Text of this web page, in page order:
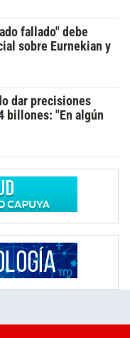
fallado" debe
sobre Eurnekian y
dar precisiones
billones: "En algún